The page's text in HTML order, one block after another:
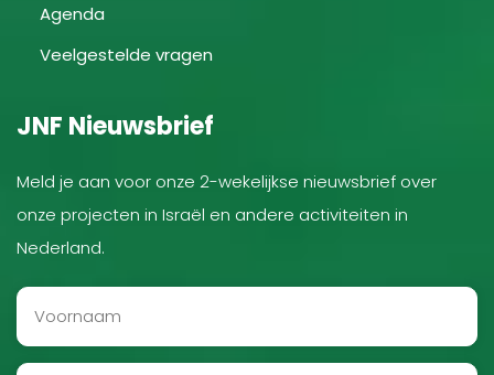
Agenda
Veelgestelde vragen
JNF Nieuwsbrief
Meld je aan voor onze 2-wekelijkse nieuwsbrief over
onze projecten in Israël en andere activiteiten in
Nederland.